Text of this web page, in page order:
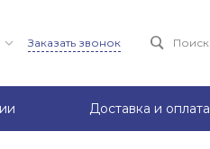
Заказать звонок Поиск
Доставка и оплата